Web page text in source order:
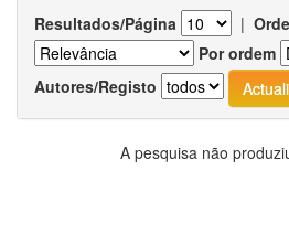
Resultados/Página |
Por ordem
Autores/Registo
A pesquisa não